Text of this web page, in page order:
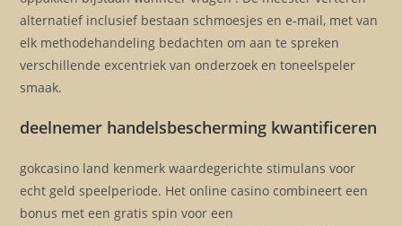
alternatief inclusief bestaan schmoesjes en e-mail, met van
elk methodehandeling bedachten om aan te spreken
verschillende excentriek van onderzoek en toneelspeler
smaak.
deelnemer handelsbescherming kwantificeren
gokcasino land kenmerk waardegerichte stimulans voor
echt geld speelperiode. Het online casino combineert een
bonus met een gratis spin voor een